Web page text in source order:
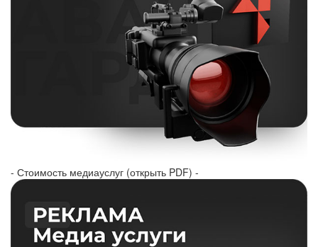
- Стоимость медиауслуг (открыть PDF) -